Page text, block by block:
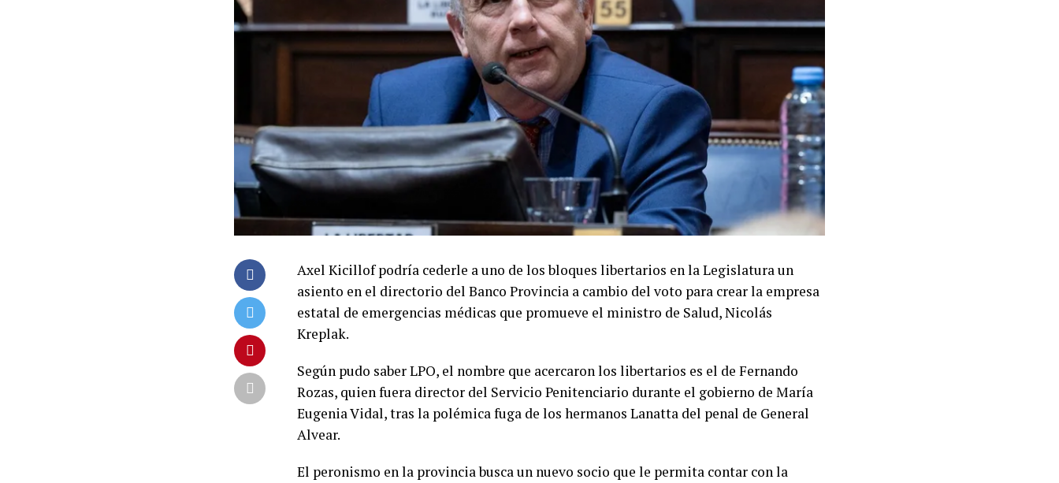
Axel Kicillof podría cederle a uno de los bloques libertarios en la Legislatura un
asiento en el directorio del Banco Provincia a cambio del voto para crear la empresa
estatal de emergencias médicas que promueve el ministro de Salud, Nicolás
Kreplak.
Según pudo saber LPO, el nombre que acercaron los libertarios es el de Fernando
Rozas, quien fuera director del Servicio Penitenciario durante el gobierno de María
Eugenia Vidal, tras la polémica fuga de los hermanos Lanatta del penal de General
Alvear.
El peronismo en la provincia busca un nuevo socio que le permita contar con la